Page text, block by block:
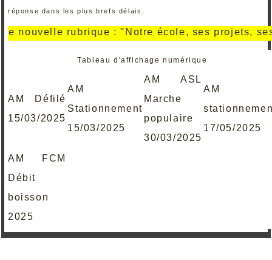
réponse dans les plus brefs délais.
rubrique : "Notre école, ses projets, ses
Tableau d'affichage numérique
AM Défilé
15/03/2025
AM
Stationnement
15/03/2025
AM ASL
Marche
populaire
30/03/2025
AM
17/05/2025
AM FCM
Débit
boisson
2025